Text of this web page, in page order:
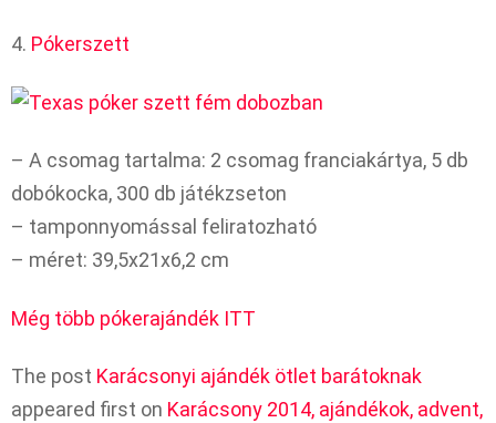
4. Pókerszett
– A csomag tartalma: 2 csomag franciakártya, 5 db
dobókocka, 300 db játékzseton
– tamponnyomással feliratozható
– méret: 39,5x21x6,2 cm
Még több pókerajándék ITT
The post Karácsonyi ajándék ötlet barátoknak
appeared first on Karácsony 2014, ajándékok, advent,